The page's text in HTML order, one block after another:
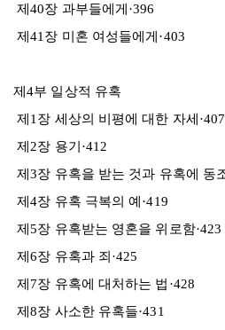
제40장 과부들에게·396
제41장 미혼 여성들에게·403
제4부 일상적 유혹
제1장 세상의 비평에 대한 자세·407
제2장 용기·412
제3장 유혹을 받는 것과 유혹에 동
제4장 유혹 극복의 예·419
제5장 유혹받는 영혼을 위로함·423
제6장 유혹과 죄·425
제7장 유혹에 대처하는 법·428
제8장 사소한 유혹들·431